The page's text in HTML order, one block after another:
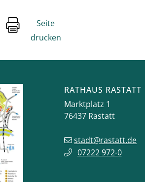
Seite
drucken
RATHAUS RASTATT
Marktplatz 1
76437 Rastatt
stadt@rastatt.de
07222 972-0